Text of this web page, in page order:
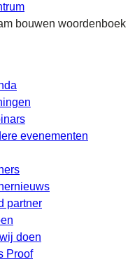
evenementen
partner
doen
Proof